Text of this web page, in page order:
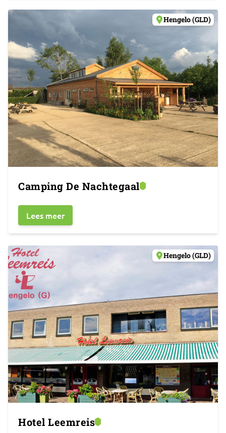
Hengelo (GLD)
Camping De Nachtegaal
Lees meer
Hengelo (GLD)
Hotel Leemreis